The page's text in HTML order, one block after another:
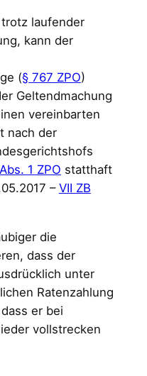
laufender
kann der
(§ 767 ZPO)
Geltendmachung
vereinbarten
nach der
1 ZPO statthaft
– VII ZB
die
dass der
unter
Ratenzahlung
er bei
vollstrecken